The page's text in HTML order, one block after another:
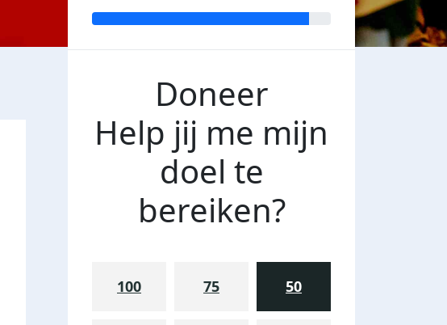
Doneer
Help jij me mijn
doel te
bereiken?
100 75 50